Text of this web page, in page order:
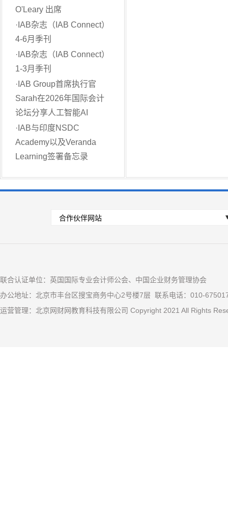
O'Leary 出席
· IAB杂志（IAB Connect）
4-6月季刊
· IAB杂志（IAB Connect）
1-3月季刊
· IAB Group首席执行官
Sarah在2026年国际会计
论坛分享人工智能AI
· IAB与印度NSDC
Academy以及Veranda
Learning签署备忘录
联合认证单位：英国国际专业会计师公会、中国企业财务管理协会
办公地址：北京市丰台区搜宝商务中心2号楼7层 联系电话：010-
运营管理：北京网财网教育科技有限公司 Copyright 2021 All Rights